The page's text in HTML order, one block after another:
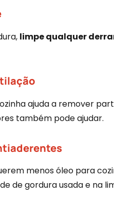
limpe qualquer
ajuda a remover
também pode ajudar.
menos óleo para
de gordura usada e na